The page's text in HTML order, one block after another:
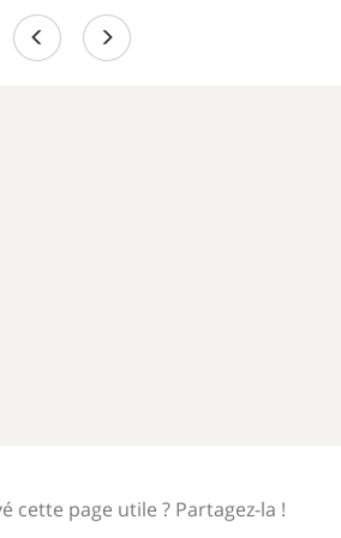
cette page utile ? Partagez-la !